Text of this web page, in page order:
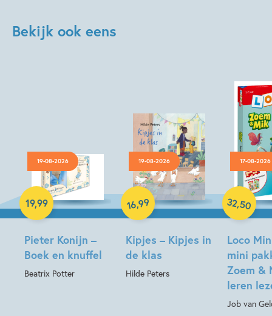
Bekijk ook eens
19-08-2026
Pieter Konijn –
Boek en knuffel
Beatrix Potter
19,99
Hardcover
19-08-2026
Kipjes – Kipjes in
de klas
Hilde Peters
16,99
Hardcover
17-08-2026
Loco
mini
Zoem &
leren
Job van
32,50
Paperback